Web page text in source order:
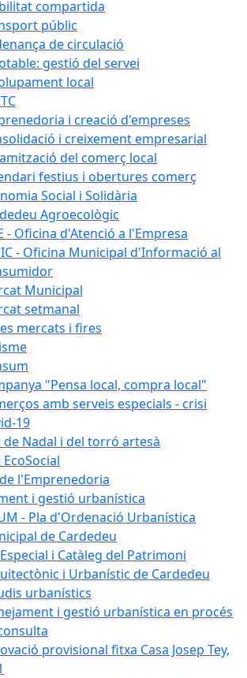
compartida
públic
de circulació
gestió del servei
local
i creació d'empreses
i creixement empresarial
del comerç local
festius i obertures comerç
Social i Solidària
Agroecològic
- Oficina d'Atenció a l'Empresa
- Oficina Municipal d'Informació al
Municipal
setmanal
mercats i fires
"Pensa local, compra local"
amb serveis especials - crisi
19
de Nadal i del torró artesà
EcoSocial
l'Emprenedoria
i gestió urbanística
- Pla d'Ordenació Urbanística
de Cardedeu
i Catàleg del Patrimoni
i Urbanístic de Cardedeu
urbanístics
i gestió urbanística en procés
provisional fitxa Casa Josep Tey,